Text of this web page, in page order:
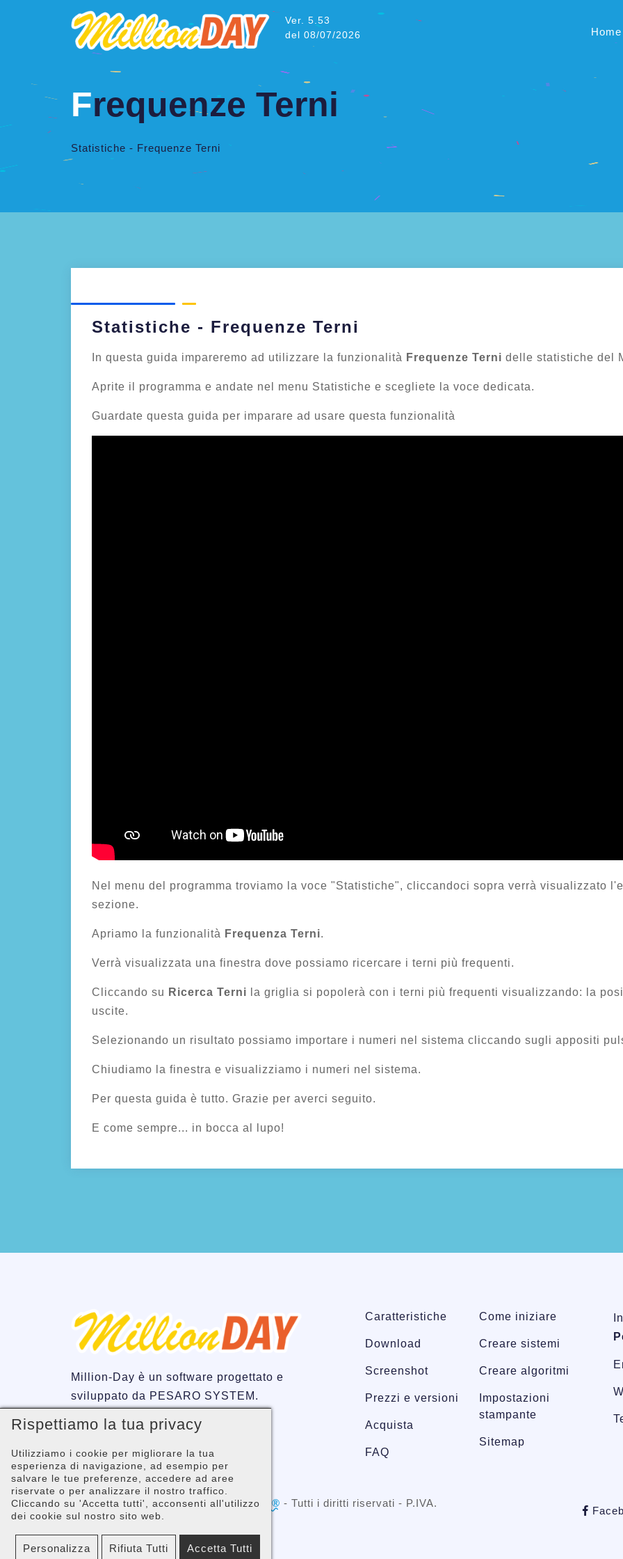
Rispettiamo la tua privacy
Utilizziamo i cookie per migliorare la tua
esperienza di navigazione, ad esempio per
salvare le tue preferenze, accedere ad aree
riservate o per analizzare il nostro traffico.
Cliccando su 'Accetta tutti', acconsenti all'utilizzo
dei cookie sul nostro sito web.
Personalizza Rifiuta Tutti Accetta Tutti
Ver. 5.53
del 08/07/2026
Home
Frequenze Terni
Statistiche - Frequenze Terni
Statistiche - Frequenze Terni
In questa guida impareremo ad utilizzare la funzionalità Frequenze Terni delle statistiche del
Aprite il programma e andate nel menu Statistiche e scegliete la voce dedicata.
Guardate questa guida per imparare ad usare questa funzionalità
Nel menu del programma troviamo la voce "Statistiche", cliccandoci sopra verrà visualizzato
sezione.
Apriamo la funzionalità Frequenza Terni.
Verrà visualizzata una finestra dove possiamo ricercare i terni più frequenti.
Cliccando su Ricerca Terni la griglia si popolerà con i terni più frequenti visualizzando: la
uscite.
Selezionando un risultato possiamo importare i numeri nel sistema cliccando sugli appositi
Chiudiamo la finestra e visualizziamo i numeri nel sistema.
Per questa guida è tutto. Grazie per averci seguito.
E come sempre... in bocca al lupo!
Million-Day è un software progettato e
sviluppato da PESARO SYSTEM.
Caratteristiche
Download
Screenshot
Prezzi e versioni
Acquista
FAQ
Come iniziare
Creare sistemi
Creare algoritmi
Impostazioni
stampante
Sitemap
Copyright © 2001 -PESARO SYSTEM® - Tutti i diritti riservati - P.IVA.
02058680410